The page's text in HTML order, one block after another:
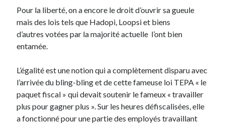
Pour la liberté, on a encore le droit d’ouvrir sa gueule
mais des lois tels que Hadopi, Loopsi et biens
d’autres votées par la majorité actuelle l’ont bien
entamée.
L’égalité est une notion qui a complètement disparu avec
l’arrivée du bling-bling et de cette fameuse loi TEPA « le
paquet fiscal » qui devait soutenir le fameux « travailler
plus pour gagner plus ». Sur les heures défiscalisées, elle
a fonctionné pour une partie des employés travaillant